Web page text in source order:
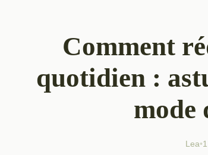
Comment
quotidien :
mode
Lea•